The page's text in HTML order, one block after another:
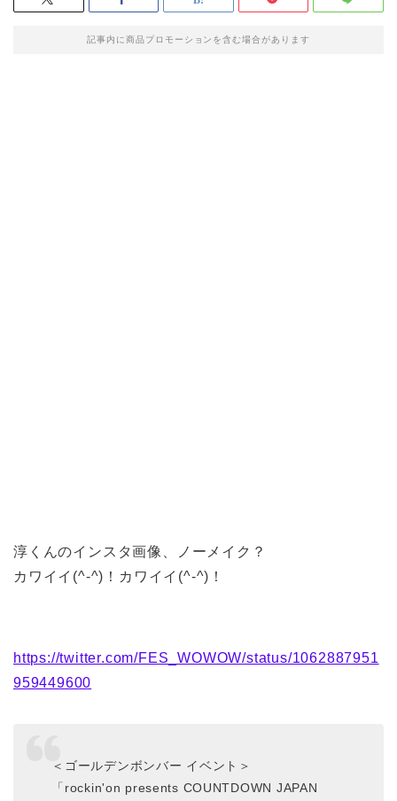
記事内に商品プロモーションを含む場合があります
淳くんのインスタ画像、ノーメイク？
カワイイ(^-^)！カワイイ(^-^)！
https://twitter.com/FES_WOWOW/status/1062887951
959449600
＜ゴールデンボンバー イベント＞
「rockin'on presents COUNTDOWN JAPAN